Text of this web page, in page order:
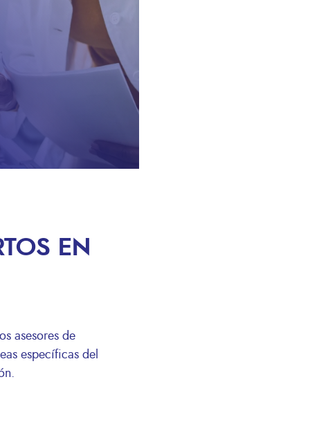
EN
asesores de
específicas del